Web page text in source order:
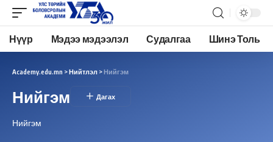
Нүүр Мэдээ мэдээлэл Судалгаа Шинэ Толь
Academy.edu.mn >Нийтлэл >Нийгэм
Нийгэм
Нийгэм